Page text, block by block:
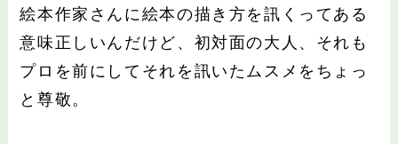
絵本作家さんに絵本の描き方を訊くってある
意味正しいんだけど、初対面の大人、それも
プロを前にしてそれを訊いたムスメをちょっ
と尊敬。